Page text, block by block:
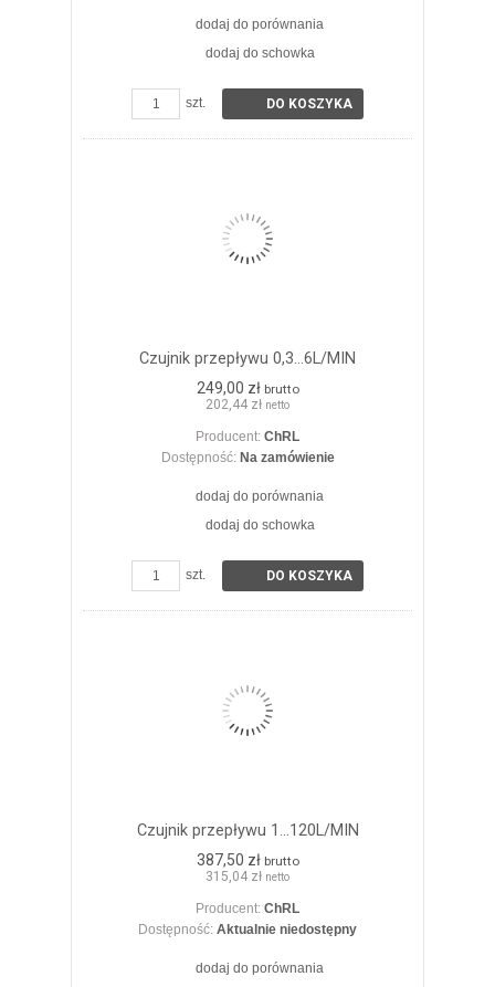
dodaj do porównania
dodaj do schowka
szt. DO KOSZYKA
Czujnik przepływu 0,3...6L/MIN
249,00 zł brutto
202,44 zł netto
Producent: ChRL
Dostępność: Na zamówienie
dodaj do porównania
dodaj do schowka
szt. DO KOSZYKA
Czujnik przepływu 1...120L/MIN
387,50 zł brutto
315,04 zł netto
Producent: ChRL
Dostępność: Aktualnie niedostępny
dodaj do porównania